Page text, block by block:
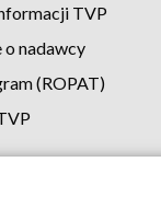
TVP
nadawcy
(ROPAT)